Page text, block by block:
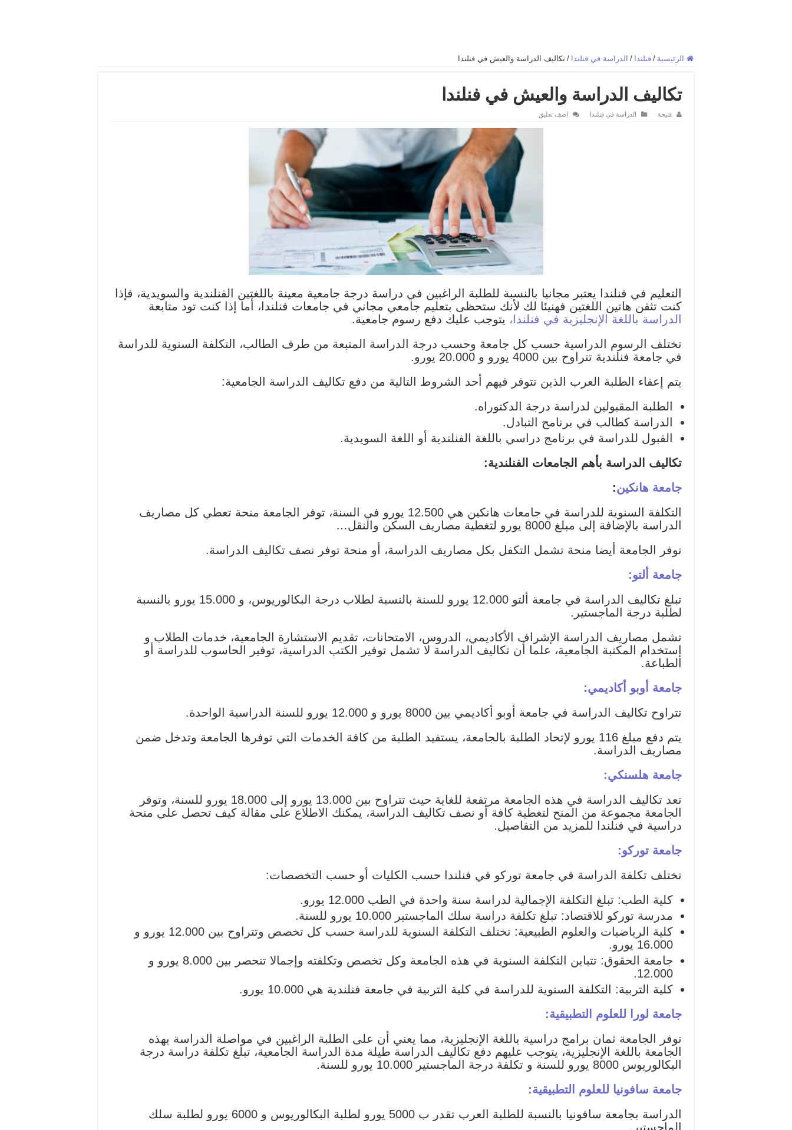
الرئيسية / فنلندا / الدراسة في فنلندا / تكاليف الدراسة والعيش في فنلندا
تكاليف الدراسة والعيش في فنلندا
فتيحة الدراسة في فنلندا اضف تعليق
التعليم في فنلندا يعتبر مجانيا بالنسبة للطلبة الراغبين في دراسة درجة جامعية معينة باللغتين الفنلندية والسويدية، فإذا
كنت تثقن هاتين اللغتين فهنيئا لك لأنك ستحظى بتعليم جامعي مجاني في جامعات فنلندا، أما إذا كنت تود متابعة
الدراسة باللغة الإنجليزية في فنلندا ، يتوجب عليك دفع رسوم جامعية.
تختلف الرسوم الدراسية حسب كل جامعة وحسب درجة الدراسة المتبعة من طرف الطالب، التكلفة السنوية للدراسة
في جامعة فنلندية تتراوح بين 4000 يورو و 20.000 يورو.
يتم إعفاء الطلبة العرب الذين تتوفر فيهم أحد الشروط التالية من دفع تكاليف الدراسة الجامعية:
الطلبة المقبولين لدراسة درجة الدكتوراه.
الدراسة كطالب في برنامج التبادل.
القبول للدراسة في برنامج دراسي باللغة الفنلندية أو اللغة السويدية.
تكاليف الدراسة بأهم الجامعات الفنلندية:
جامعة هانكين:
التكلفة السنوية للدراسة في جامعات هانكين هي 12.500 يورو في السنة، توفر الجامعة منحة تعطي كل مصاريف
الدراسة بالإضافة إلى مبلغ 8000 يورو لتغطية مصاريف السكن والنقل…
توفر الجامعة أيضا منحة تشمل التكفل بكل مصاريف الدراسة، أو منحة توفر نصف تكاليف الدراسة.
جامعة ألتو:
تبلغ تكاليف الدراسة في جامعة ألتو 12.000 يورو للسنة بالنسبة لطلاب درجة البكالوريوس، و 15.000 يورو بالنسبة
لطلبة درجة الماجستير.
تشمل مصاريف الدراسة الإشراف الأكاديمي، الدروس، الامتحانات، تقديم الاستشارة الجامعية، خدمات الطلاب و
إستخدام المكتبة الجامعية، علما أن تكاليف الدراسة لا تشمل توفير الكتب الدراسية، توفير الحاسوب للدراسة أو
الطباعة.
جامعة أوبو أكاديمي:
تتراوح تكاليف الدراسة في جامعة أوبو أكاديمي بين 8000 يورو و 12.000 يورو للسنة الدراسية الواحدة.
يتم دفع مبلغ 116 يورو لإتحاد الطلبة بالجامعة، يستفيد الطلبة من كافة الخدمات التي توفرها الجامعة وتدخل ضمن
مصاريف الدراسة.
جامعة هلسنكي:
تعد تكاليف الدراسة في هذه الجامعة مرتفعة للغاية حيث تتراوح بين 13.000 يورو إلى 18.000 يورو للسنة، وتوفر
الجامعة مجموعة من المنح لتغطية كافة أو نصف تكاليف الدراسة، يمكنك الاطلاع على مقالة كيف تحصل على منحة
دراسية في فنلندا للمزيد من التفاصيل.
جامعة توركو:
تختلف تكلفة الدراسة في جامعة توركو في فنلندا حسب الكليات أو حسب التخصصات:
كلية الطب: تبلغ التكلفة الإجمالية لدراسة سنة واحدة في الطب 12.000 يورو.
مدرسة توركو للاقتصاد: تبلغ تكلفة دراسة سلك الماجستير 10.000 يورو للسنة.
كلية الرياضيات والعلوم الطبيعية: تختلف التكلفة السنوية للدراسة حسب كل تخصص وتتراوح بين 12.000 يورو و
16.000 يورو.
جامعة الحقوق: تتباين التكلفة السنوية في هذه الجامعة وكل تخصص وتكلفته وإجمالا تنحصر بين 8.000 يورو و
12.000.
كلية التربية: التكلفة السنوية للدراسة في كلية التربية في جامعة فنلندية هي 10.000 يورو.
جامعة لورا للعلوم التطبيقية:
توفر الجامعة ثمان برامج دراسية باللغة الإنجليزية، مما يعني أن على الطلبة الراغبين في مواصلة الدراسة بهذه
الجامعة باللغة الإنجليزية، يتوجب عليهم دفع تكاليف الدراسة طيلة مدة الدراسة الجامعية، تبلغ تكلفة دراسة درجة
البكالوريوس 8000 يورو للسنة و تكلفة درجة الماجستير 10.000 يورو للسنة.
جامعة سافونيا للعلوم التطبيقية:
الدراسة بجامعة سافونيا بالنسبة للطلبة العرب تقدر ب 5000 يورو لطلبة البكالوريوس و 6000 يورو لطلبة سلك
الماجستير.